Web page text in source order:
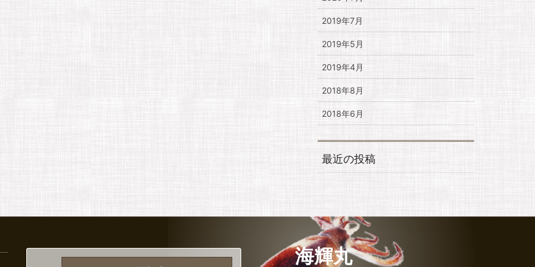
2019年7月
2019年5月
2019年4月
2018年8月
2018年6月
最近の投稿
海輝丸